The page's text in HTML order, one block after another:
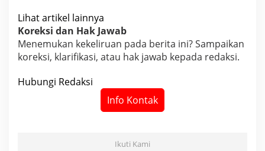
Lihat artikel lainnya
Koreksi dan Hak Jawab
Menemukan kekeliruan pada berita ini? Sampaikan
koreksi, klarifikasi, atau hak jawab kepada redaksi.
Hubungi Redaksi
Info Kontak
Ikuti Kami